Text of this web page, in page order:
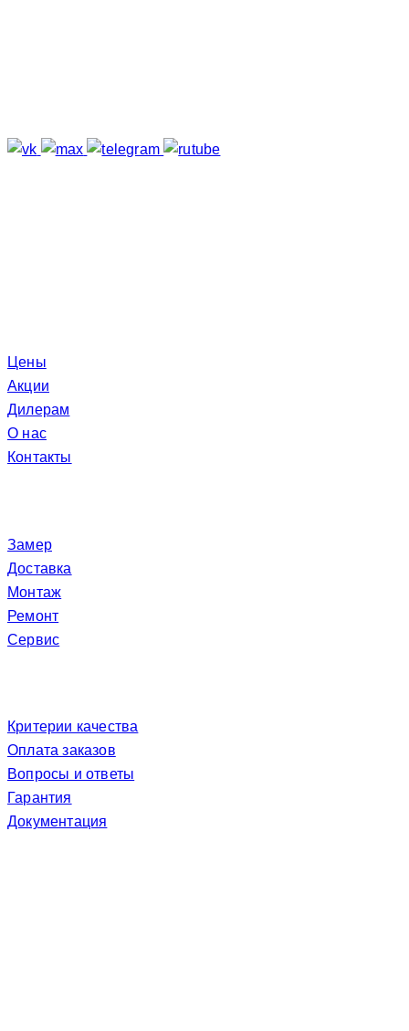
Цены
Акции
Дилерам
О нас
Контакты
Замер
Доставка
Монтаж
Ремонт
Сервис
Критерии качества
Оплата заказов
Вопросы и ответы
Гарантия
Документация